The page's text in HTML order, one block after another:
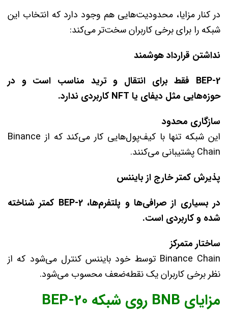
در کنار مزایا، محدودیت‌هایی هم وجود دارد که انتخاب این
شبکه را برای برخی کاربران سخت‌تر می‌کند:
نداشتن قرارداد هوشمند
BEP-2 فقط برای انتقال و ترید مناسب است و در
حوزه‌هایی مثل دیفای یا NFT کاربردی ندارد.
سازگاری محدود
این شبکه تنها با کیف‌پول‌هایی کار می‌کند که از Binance
Chain پشتیبانی می‌کنند.
پذیرش کمتر خارج از بایننس
در بسیاری از صرافی‌ها و پلتفرم‌ها،
BEP-2 کمتر شناخته
شده و کاربردی است.
ساختار متمرکز
Binance Chain توسط خود بایننس کنترل می‌شود که از
نظر برخی کاربران یک نقطه‌ضعف محسوب می‌شود.
مزایای BNB روی شبکه BEP-20